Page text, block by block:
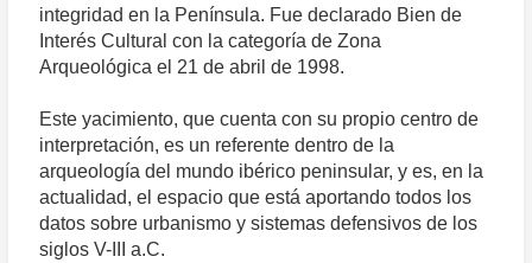
integridad en la Península. Fue declarado Bien de
Interés Cultural con la categoría de Zona
Arqueológica el 21 de abril de 1998.
Este yacimiento, que cuenta con su propio centro de
interpretación, es un referente dentro de la
arqueología del mundo ibérico peninsular, y es, en la
actualidad, el espacio que está aportando todos los
datos sobre urbanismo y sistemas defensivos de los
siglos V-III a.C.